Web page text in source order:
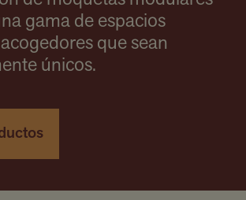
gama de espacios
que sean
únicos.